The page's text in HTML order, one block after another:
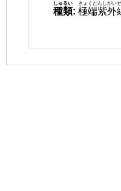
種類
しゅるい
: 極端紫外
きょくたんしがい